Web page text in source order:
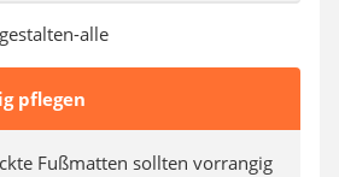
pflegen
Fußmatten sollten vorrangig